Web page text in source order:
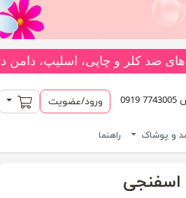
بادی‌های یکسره فانتزی را از فروشگاه ما بخواهید! 👗 متنوع‌ترین
ورود/عضویت سبد
و پوشاک راهنما
اسفنجی